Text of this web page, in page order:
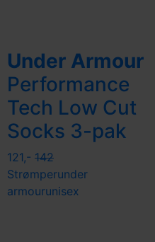
Under Armour
Performance
Tech Low Cut
Socks 3-pak
121,- 142
Strømperunder
armourunisex